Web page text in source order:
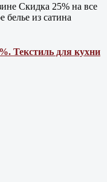
Cкидка 25% на все
белье из сатина
Текстиль для кухни